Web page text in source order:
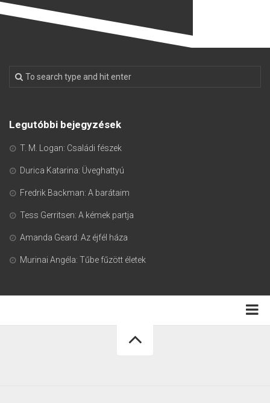
Legutóbbi bejegyzések
T. M. Logan: Családi fészek
Durica Katarina: Üveghattyú
Fredrik Backman: A barátaim
Tess Gerritsen: A kémek partja
Amanda Geard: Az éjfél háza
Murinai Angéla: Tűbe fűzött életek